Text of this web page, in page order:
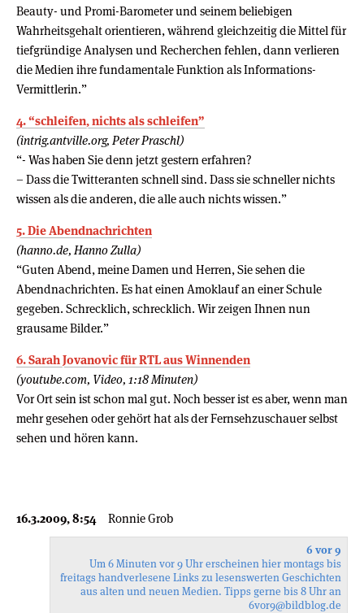
Beauty- und Promi-Barometer und seinem beliebigen
Wahrheitsgehalt orientieren, während gleichzeitig die Mittel für
tiefgründige Analysen und Recherchen fehlen, dann verlieren
die Medien ihre fundamentale Funktion als Informations-
Vermittlerin.”
4. “schleifen, nichts als schleifen”
(intrig.antville.org, Peter Praschl)
“- Was haben Sie denn jetzt gestern erfahren?
– Dass die Twitteranten schnell sind. Dass sie schneller nichts
wissen als die anderen, die alle auch nichts wissen.”
5. Die Abendnachrichten
(hanno.de, Hanno Zulla)
“Guten Abend, meine Damen und Herren, Sie sehen die
Abendnachrichten. Es hat einen Amoklauf an einer Schule
gegeben. Schrecklich, schrecklich. Wir zeigen Ihnen nun
grausame Bilder.”
6. Sarah Jovanovic für RTL aus Winnenden
(youtube.com, Video, 1:18 Minuten)
Vor Ort sein ist schon mal gut. Noch besser ist es aber, wenn man
mehr gesehen oder gehört hat als der Fernsehzuschauer selbst
sehen und hören kann.
16.3.2009, 8:54 Ronnie Grob
6 vor 9
Um 6 Minuten vor 9 Uhr erscheinen hier montags bis
freitags handverlesene Links zu lesenswerten Geschichten
aus alten und neuen Medien. Tipps gerne bis 8 Uhr an
6vor9@bildblog.de